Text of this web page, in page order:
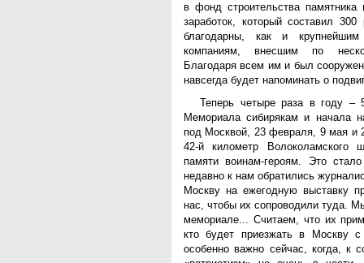
в фонд строительства памятника
заработок, который составил
благодарны, как и
компаниям, внесшим по
Благодаря всем им и был
навсегда будет напоминать о
Теперь четыре раза в году –
Мемориала сибирякам и начала
под Москвой, 23 февраля, 9 мая и
42-й километр Волоколамского
памяти воинам-героям. Это
недавно к нам обратились
Москву на ежегодную выставку
нас, чтобы их сопроводили туда.
мемориале... Считаем, что их
кто будет приезжать в Москву
особенно важно сейчас, когда, к